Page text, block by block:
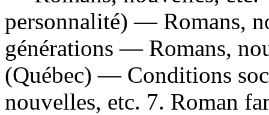
personnalité) — Romans,
générations — Romans,
(Québec) — Conditions
nouvelles, etc. 7. Roman